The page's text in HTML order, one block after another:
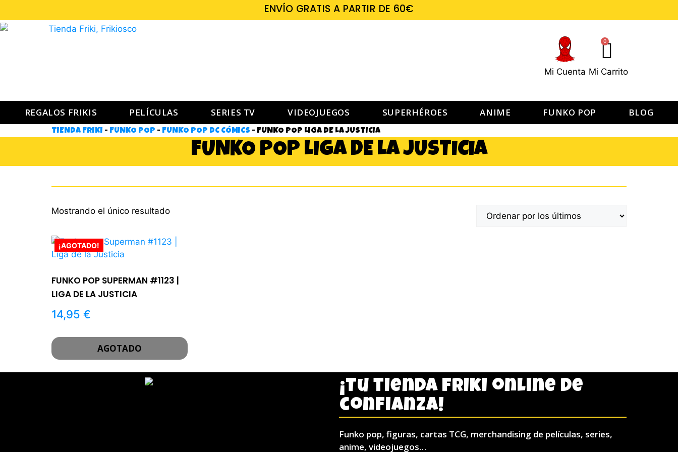
ENVÍO GRATIS A PARTIR DE 60€
Mi Cuenta
0
Mi Carrito
REGALOS FRIKIS PELÍCULAS SERIES TV VIDEOJUEGOS SUPERHÉROES ANIME FUNKO POP BLOG
TIENDA FRIKI - FUNKO POP - FUNKO POP DC CÓMICS - FUNKO POP LIGA DE LA JUSTICIA
FUNKO POP LIGA DE LA JUSTICIA
Mostrando el único resultado
¡AGOTADO!
FUNKO POP SUPERMAN #1123 |
LIGA DE LA JUSTICIA
14,95 €
AGOTADO
¡Tu tienda friki online de
confianza!
Funko pop, figuras, cartas TCG, merchandising de películas, series,
anime, videojuegos…